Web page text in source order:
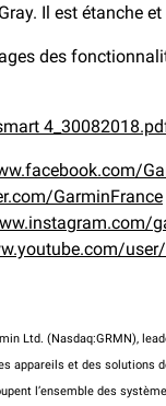
Il est étanche
des
GarminFrance
Ltd. (Nasdaq:GRMN),
appareils et des solutions
l’ensemble des